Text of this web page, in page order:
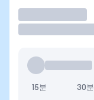
15분 30분